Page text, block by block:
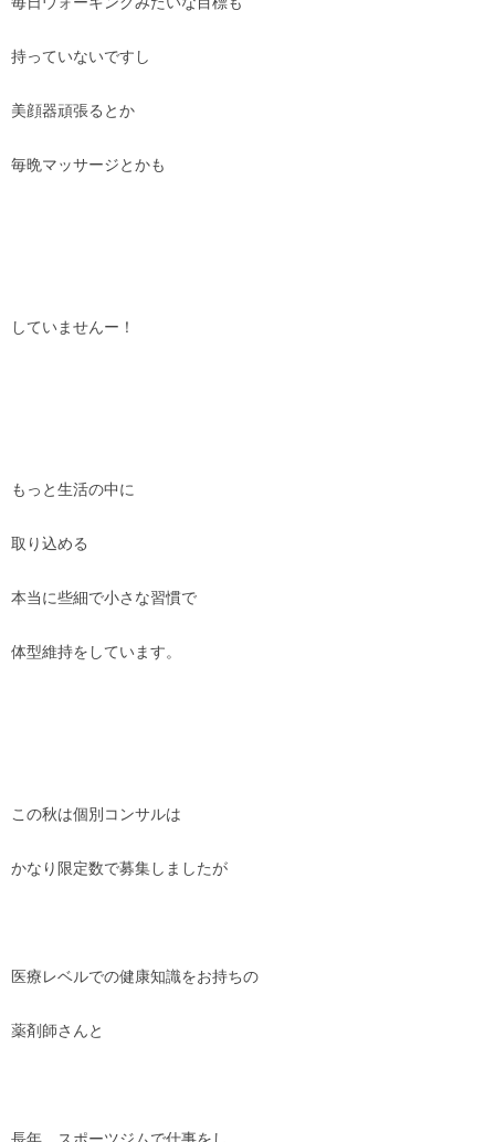
持っていないですし
美顔器頑張るとか
毎晩マッサージとかも
していませんー！
もっと生活の中に
取り込める
本当に些細で小さな習慣で
体型維持をしています。
この秋は個別コンサルは
かなり限定数で募集しましたが
医療レベルでの健康知識をお持ちの
薬剤師さんと